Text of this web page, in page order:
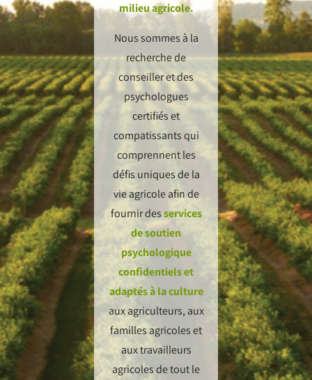
milieu agricole.
Nous sommes à la
recherche de
conseiller et des
psychologues
certifiés et
compatissants qui
comprennent les
défis uniques de la
vie agricole afin de
fournir desservices
de soutien
psychologique
confidentiels et
adaptés à la culture
aux agriculteurs, aux
familles agricoles et
aux travailleurs
agricoles de tout le